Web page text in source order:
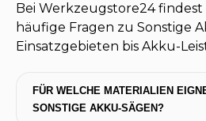
Bei Werkzeugstore24
häufige Fragen zu Sonstige
Einsatzgebieten bis Akku-
FÜR WELCHE MATERIALIEN
SONSTIGE AKKU-SÄGEN?